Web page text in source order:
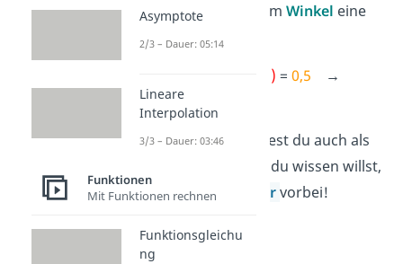
dagegen aus einemWinkel eine
Zahl
) =0,5
→
arcsin
Die Zahl bezeichnest du auch als
Wenn du wissen willst,
warum, schau
hiervorbei!
Asymptote
2/3 – Dauer: 05:14
Lineare
Interpolation
3/3 – Dauer: 03:46
Funktionen
Mit Funktionen rechnen
Funktionsgleichu
ng